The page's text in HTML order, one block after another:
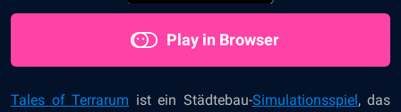
Play in Browser
Tales of Terrarum ist ein Städtebau-Simulationsspiel, das